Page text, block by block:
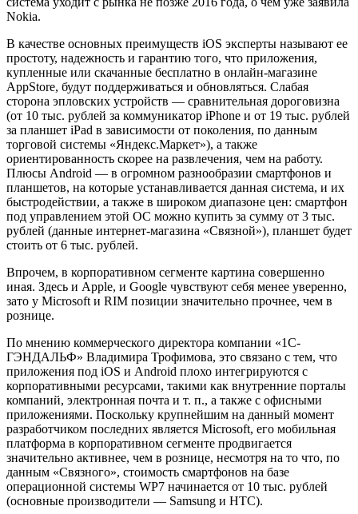
Nokia.
В качестве основных преимуществ iOS эксперты называют ее
простоту, надежность и гарантию того, что приложения,
купленные или скачанные бесплатно в онлайн-магазине
AppStore, будут поддерживаться и обновляться. Слабая
сторона эпловских устройств — сравнительная дороговизна
(от 10 тыс. рублей за коммуникатор iPhone и от 19 тыс. рублей
за планшет iPad в зависимости от поколения, по данным
торговой системы «Яндекс.Маркет»), а также
ориентированность скорее на развлечения, чем на работу.
Плюсы Android — в огромном разнообразии смартфонов и
планшетов, на которые устанавливается данная система, и их
быстродействии, а также в широком диапазоне цен: смартфон
под управлением этой ОС можно купить за сумму от 3 тыс.
рублей (данные интернет-магазина «Связной»), планшет будет
стоить от 6 тыс. рублей.
Впрочем, в корпоративном сегменте картина совершенно
иная. Здесь и Apple, и Google чувствуют себя менее уверенно,
зато у Microsoft и RIM позиции значительно прочнее, чем в
рознице.
По мнению коммерческого директора компании «1С-
ГЭНДАЛЬФ» Владимира Трофимова, это связано с тем, что
приложения под iOS и Android плохо интегрируются с
корпоративными ресурсами, такими как внутренние порталы
компаний, электронная почта и т. п., а также с офисными
приложениями. Поскольку крупнейшим на данный момент
разработчиком последних является Microsoft, его мобильная
платформа в корпоративном сегменте продвигается
значительно активнее, чем в рознице, несмотря на то что, по
данным «Связного», стоимость смартфонов на базе
операционной системы WP7 начинается от 10 тыс. рублей
(основные производители — Samsung и HTC).